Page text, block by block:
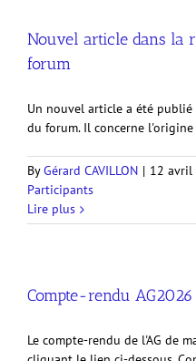
Nouvel article dans la
forum
Un nouvel article a été
du forum. Il concerne l'origine
ByGérard CAVILLON | 12 avril
Participants
Lire plus
Compte-rendu AG2026
Le compte-rendu de l'AG de